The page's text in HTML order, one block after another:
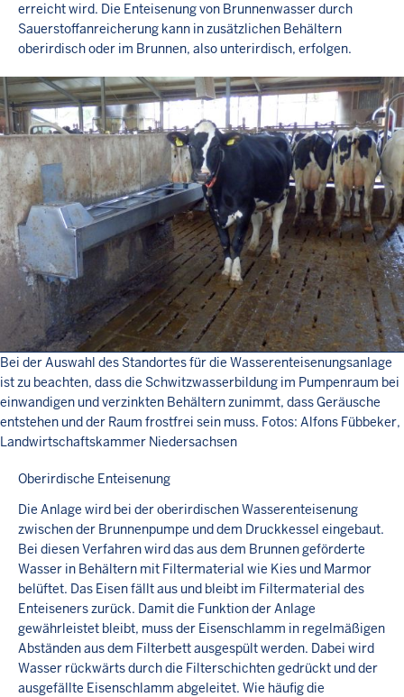
erreicht wird. Die Enteisenung von Brunnenwasser durch
Sauerstoffanreicherung kann in zusätzlichen Behältern
oberirdisch oder im Brunnen, also unterirdisch, erfolgen.
Bei der Auswahl des Standortes für die Wasserenteisenungsanlage
ist zu beachten, dass die Schwitzwasserbildung im Pumpenraum bei
einwandigen und verzinkten Behältern zunimmt, dass Geräusche
entstehen und der Raum frostfrei sein muss. Fotos: Alfons Fübbeker,
Landwirtschaftskammer Niedersachsen
Oberirdische Enteisenung
Die Anlage wird bei der oberirdischen Wasserenteisenung
zwischen der Brunnenpumpe und dem Druckkessel eingebaut.
Bei diesen Verfahren wird das aus dem Brunnen geförderte
Wasser in Behältern mit Filtermaterial wie Kies und Marmor
belüftet. Das Eisen fällt aus und bleibt im Filtermaterial des
Enteiseners zurück. Damit die Funktion der Anlage
gewährleistet bleibt, muss der Eisenschlamm in regelmäßigen
Abständen aus dem Filterbett ausgespült werden. Dabei wird
Wasser rückwärts durch die Filterschichten gedrückt und der
ausgefällte Eisenschlamm abgeleitet. Wie häufig die